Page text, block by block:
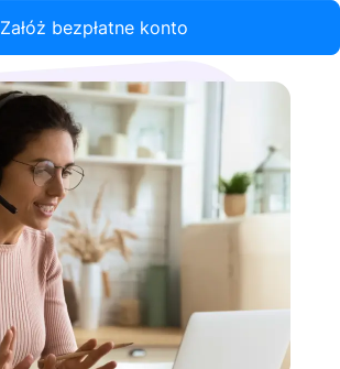
Załóż bezpłatne konto